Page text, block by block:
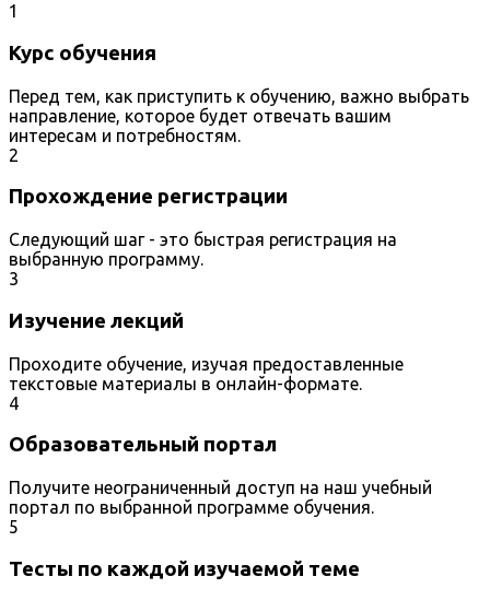
1
Курс обучения
Перед тем, как приступить к обучению, важно выбрать
направление, которое будет отвечать вашим
интересам и потребностям.
2
Прохождение регистрации
Следующий шаг - это быстрая регистрация на
выбранную программу.
3
Изучение лекций
Проходите обучение, изучая предоставленные
текстовые материалы в онлайн-формате.
4
Образовательный портал
Получите неограниченный доступ на наш учебный
портал по выбранной программе обучения.
5
Тесты по каждой изучаемой теме